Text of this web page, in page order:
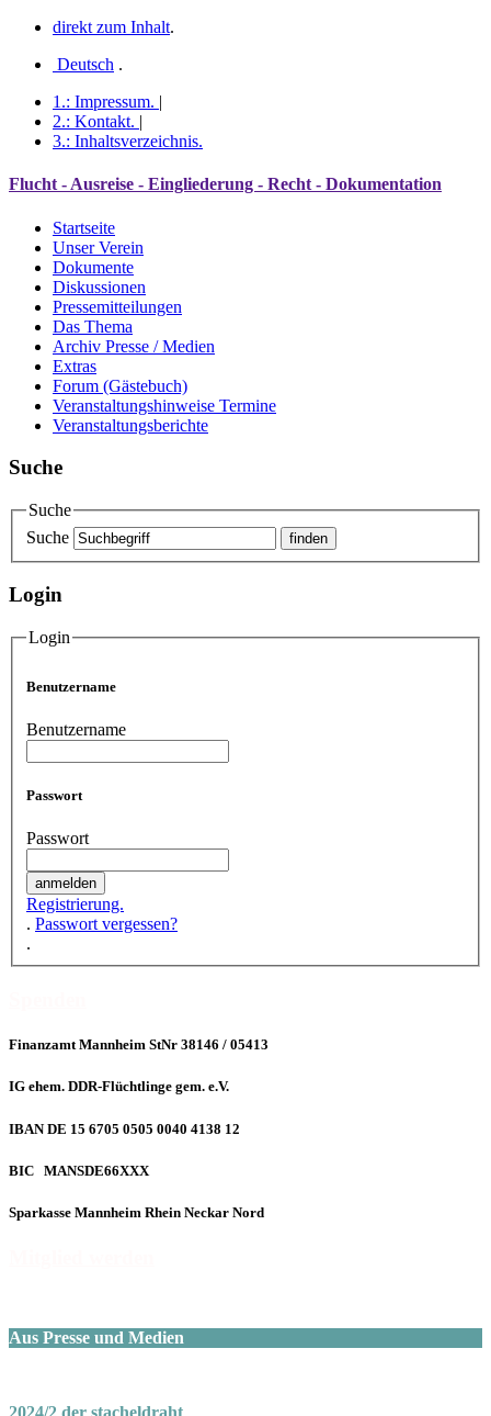
direkt zum Inhalt.
Deutsch .
1.: Impressum. |
2.: Kontakt. |
3.: Inhaltsverzeichnis.
Flucht - Ausreise - Eingliederung - Recht - Dokumentation
Startseite
Unser Verein
Dokumente
Diskussionen
Pressemitteilungen
Das Thema
Archiv Presse / Medien
Extras
Forum (Gästebuch)
Veranstaltungshinweise Termine
Veranstaltungsberichte
Suche
Suche
Suche
Login
Login
Benutzername
Benutzername
Passwort
Passwort
Registrierung.
. Passwort vergessen?
.
Finanzamt Mannheim StNr 38146 / 05413
IG ehem. DDR-Flüchtlinge gem. e.V.
IBAN DE 15 6705 0505 0040 4138 12
BIC MANSDE66XXX
Sparkasse Mannheim Rhein Neckar Nord
Aus Presse und Medien
2024/2 der stacheldraht